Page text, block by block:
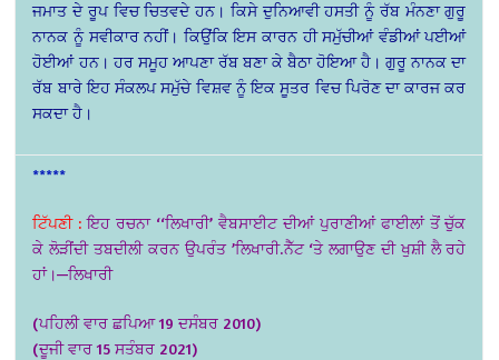
ਜਮਾਤ ਦੇ ਰੂਪ ਵਿਚ ਚਿਤਵਦੇ ਹਨ। ਕਿਸੇ ਦੁਨਿਆਵੀ ਹਸਤੀ ਨੂੰ ਰੱਬ ਮੰਨਣਾ ਗੁਰੂ
ਨਾਨਕ ਨੂੰ ਸਵੀਕਾਰ ਨਹੀਂ। ਕਿਉਂਕਿ ਇਸ ਕਾਰਨ ਹੀ ਸਮੁੱਚੀਆਂ ਵੰਡੀਆਂ ਪਈਆਂ
ਹੋਈਆਂ ਹਨ। ਹਰ ਸਮੂਹ ਆਪਣਾ ਰੱਬ ਬਣਾ ਕੇ ਬੈਠਾ ਹੋਇਆ ਹੈ। ਗੁਰੂ ਨਾਨਕ ਦਾ
ਰੱਬ ਬਾਰੇ ਇਹ ਸੰਕਲਪ ਸਮੁੱਚੇ ਵਿਸ਼ਵ ਨੂੰ ਇਕ ਸੂਤਰ ਵਿਚ ਪਿਰੋਣ ਦਾ ਕਾਰਜ ਕਰ
ਸਕਦਾ ਹੈ।
*****
ਟਿੱਪਣੀ : ਇਹ ਰਚਨਾ ‘‘ਲਿਖਾਰੀ’ ਵੈਬਸਾਈਟ ਦੀਆਂ ਪੁਰਾਣੀਆਂ ਫਾਈਲਾਂ ਤੋਂ ਚੁੱਕ
ਕੇ ਲੋੜੀਂਦੀ ਤਬਦੀਲੀ ਕਰਨ ਉਪਰੰਤ ’ਲਿਖਾਰੀ.ਨੈੱਟ ‘ਤੇ ਲਗਾਉਣ ਦੀ ਖੁਸ਼ੀ ਲੈ ਰਹੇ
ਹਾਂ।—ਲਿਖਾਰੀ
(ਪਹਿਲੀ ਵਾਰ ਛਪਿਆ 19 ਦਸੰਬਰ 2010)
(ਦੂਜੀ ਵਾਰ 15 ਸਤੰਬਰ 2021)